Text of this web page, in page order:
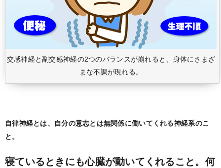
交感神経と副交感神経の2つのバランスが崩れると、身体にさまざ
まな不調が現れる。
自律神経とは、自分の意志とは無関係に働いてくれる神経系のこ
と。
寝ているときにも心臓が動いてくれること。何